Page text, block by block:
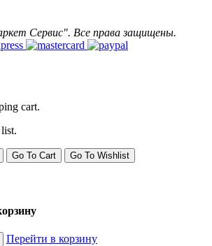
Сервис". Все права защищены.
cart.
Go To Cart Go To Wishlist
Перейти в корзину